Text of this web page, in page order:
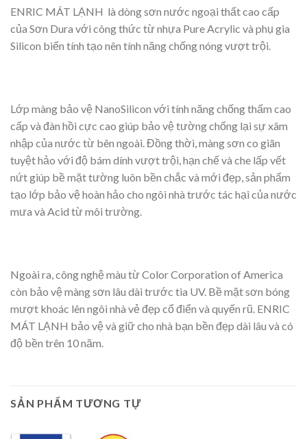
ENRIC MÁT LẠNH là dòng sơn nước ngoại thất cao cấp
của Sơn Dura với công thức từ nhựa Pure Acrylic và phụ gia
Silicon biến tính tạo nên tính năng chống nóng vượt trội.
Lớp màng bảo vệ NanoSilicon với tính năng chống thấm cao
cấp và đàn hồi cực cao giúp bảo vệ tường chống lại sự xâm
nhập của nước từ bên ngoài. Đồng thời, màng sơn co giãn
tuyệt hảo với độ bám dính vượt trội, hạn chế và che lấp vết
nứt giúp bề mặt tường luôn bền chắc và mới đẹp, sản phẩm
tạo lớp bảo vệ hoàn hảo cho ngôi nhà trước tác hại của nước
mưa và Acid từ môi trường.
Ngoài ra, công nghệ màu từ Color Corporation of America
còn bảo vệ màng sơn lâu dài trước tia UV. Bề mặt sơn bóng
mượt khoác lên ngôi nhà vẻ đẹp cổ điển và quyến rũ. ENRIC
MÁT LẠNH bảo vệ và giữ cho nhà bạn bền đẹp dài lâu và có
độ bền trên 10 năm.
SẢN PHẨM TƯƠNG TỰ